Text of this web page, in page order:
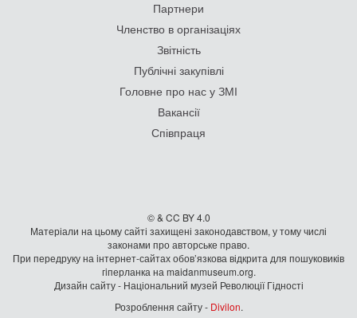
Партнери
Членство в організаціях
Звітність
Публічні закупівлі
Головне про нас у ЗМІ
Вакансії
Співпраця
© & CC BY 4.0
Матеріали на цьому сайті захищені законодавством, у тому числі
законами про авторське право.
При передруку на iнтернет-сайтах обов’язкова відкрита для пошуковиків
гiперланка на maidanmuseum.org.
Дизайн сайту - Національний музей Революції Гідності
Розроблення сайту - Divilon.